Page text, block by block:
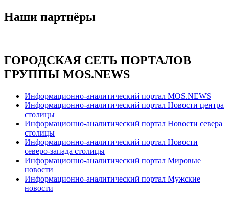
Наши партнёры
ГОРОДСКАЯ СЕТЬ ПОРТАЛОВ
ГРУППЫ MOS.NEWS
Информационно-аналитический портал MOS.NEWS
Информационно-аналитический портал Новости центра
столицы
Информационно-аналитический портал Новости севера
столицы
Информационно-аналитический портал Новости
северо-запада столицы
Информационно-аналитический портал Мировые
новости
Информационно-аналитический портал Мужские
новости